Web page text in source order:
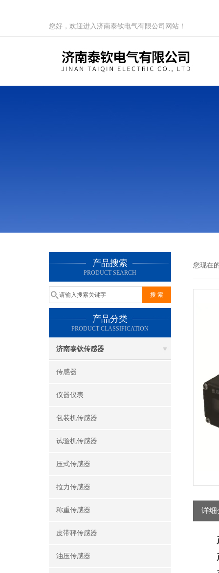
您好，欢迎进入济南泰钦电气有限公司网站！
产品搜索
PRODUCT SEARCH
产品分类
PRODUCT CLASSIFICATION
济南泰钦传感器
传感器
仪器仪表
包装机传感器
试验机传感器
压式传感器
拉力传感器
称重传感器
皮带秤传感器
油压传感器
您现在
详细